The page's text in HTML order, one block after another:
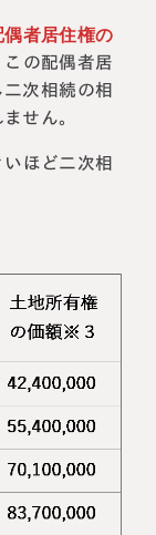
者居住権の
の配偶者居
次相続の相
せん。
ほど二次相